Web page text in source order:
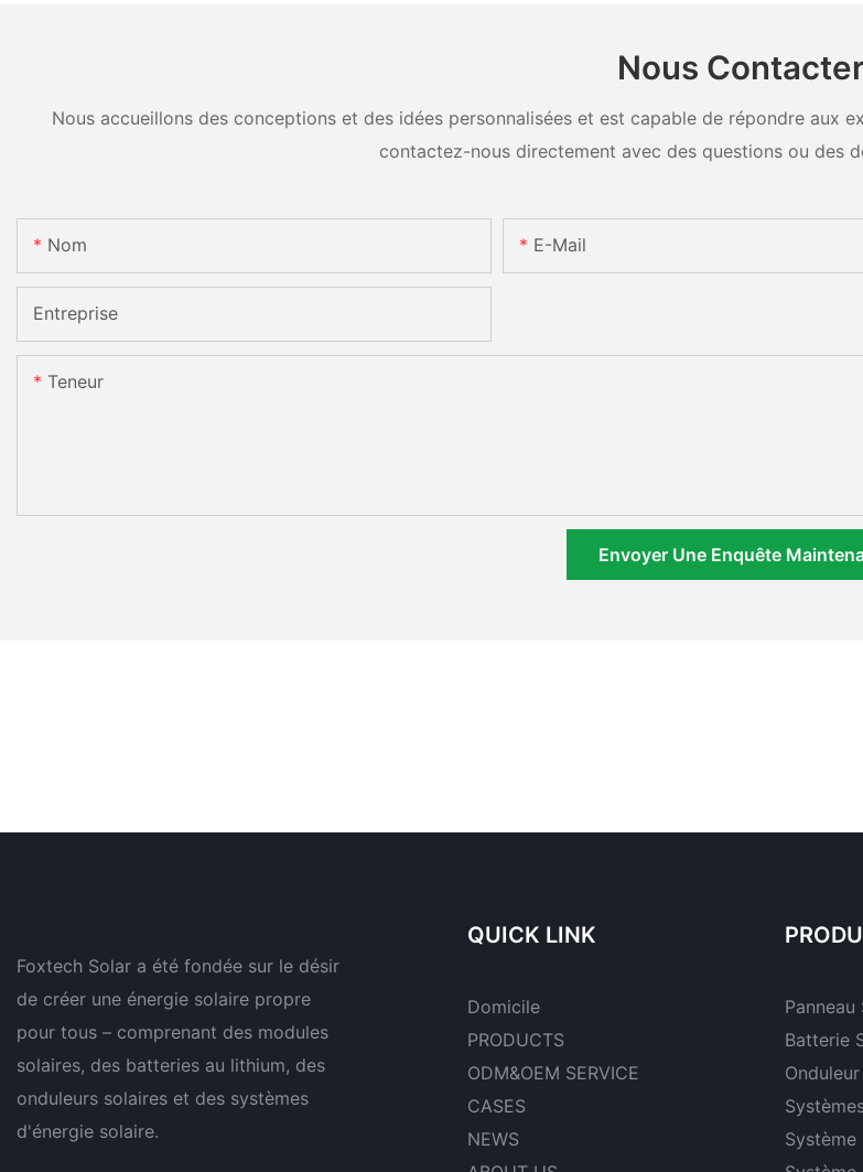
Nous
Nous accueillons des conceptions et des idées personnalisées et est capable de répondre aux
contactez-nous directement avec des questions ou des
Nom E-Mail
Entreprise
Teneur
Envoyer Une Enquête
Foxtech Solar a été fondée sur le désir
de créer une énergie solaire propre
pour tous – comprenant des modules
solaires, des batteries au lithium, des
onduleurs solaires et des systèmes
d'énergie solaire.
QUICK LINK
Domicile
PRODUCTS
ODM&OEM SERVICE
CASES
NEWS
Panneau
Batterie
Système